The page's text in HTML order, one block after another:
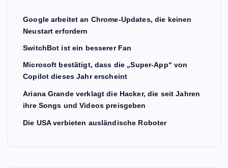
Google arbeitet an Chrome-Updates, die keinen
Neustart erfordern
SwitchBot ist ein besserer Fan
Microsoft bestätigt, dass die „Super-App“ von
Copilot dieses Jahr erscheint
Ariana Grande verklagt die Hacker, die seit Jahren
ihre Songs und Videos preisgeben
Die USA verbieten ausländische Roboter